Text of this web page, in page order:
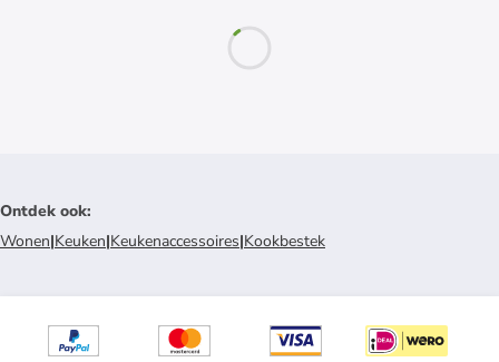
Ontdek ook:
Wonen|Keuken|Keukenaccessoires|Kookbestek